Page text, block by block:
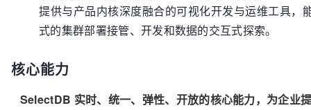
提供与产品内核深度融合的可视化开发与运维工具，
式的集群部署接管、开发和数据的交互式探索。
核心能力
SelectDB 实时、统一、弹性、开放的核心能力，为企业